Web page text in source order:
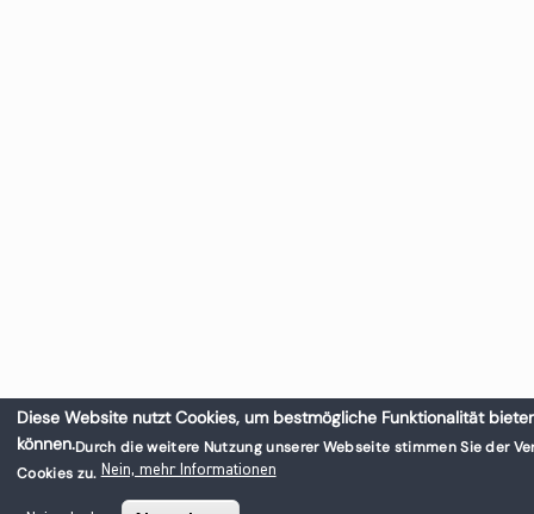
Diese Website nutzt Cookies, um bestmögliche Funktionalität
können.Durch die weitere Nutzung unserer Webseite stimmen Sie der
Cookies zu. Nein, mehr Informationen